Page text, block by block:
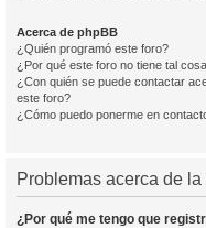
Acerca de phpBB
¿Quién programó este foro?
¿Por qué este foro no tiene tal
¿Con quién se puede contactar
este foro?
¿Cómo puedo ponerme en
Problemas acerca de
¿Por qué me tengo que